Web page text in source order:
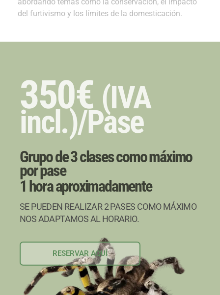
del furtivismo y los límites de la domesticación.
350€ (IVA
incl.)/Pase
Grupo de 3 clases como máximo
por pase
1 hora aproximadamente
SE PUEDEN REALIZAR 2 PASES COMO MÁXIMO
NOS ADAPTAMOS AL HORARIO.
RESERVAR AQUÍ